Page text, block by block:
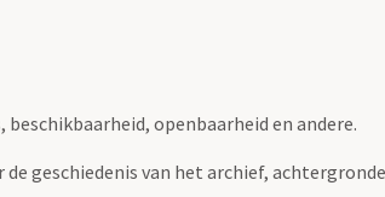
openbaarheid en andere.
geschiedenis van het archief,